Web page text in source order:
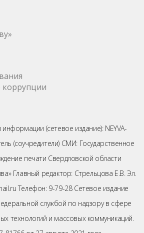
коррупции
(сетевое издание): NEYVA-
(соучредители) СМИ: Государственное
печати Свердловской области
Главный редактор: Стрельцова Е.В. Эл.
Телефон: 9-79-28 Сетевое издание
службой по надзору в сфере
технологий и массовых коммуникаций.